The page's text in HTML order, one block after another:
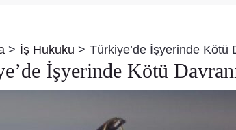
İş Hukuku Türkiye’de İşyerinde Kötü
İşyerinde Kötü